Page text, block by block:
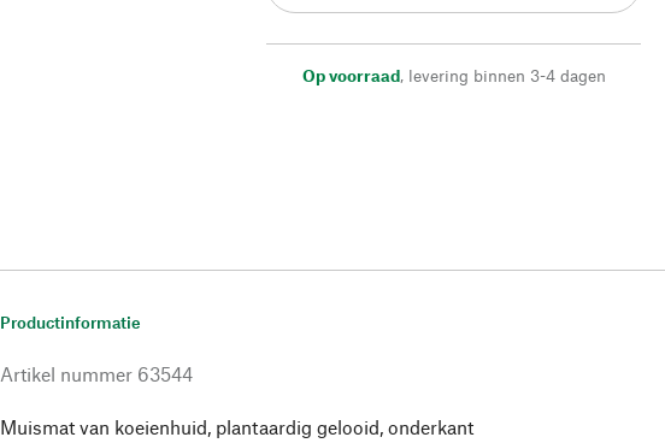
Op voorraad, levering binnen 3-4 dagen
Productinformatie
Artikel nummer 63544
Muismat van koeienhuid, plantaardig gelooid, onderkant